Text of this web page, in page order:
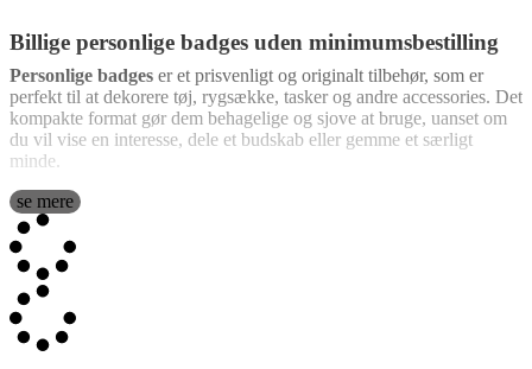
Billige personlige badges uden minimumsbestilling
Personlige badges er et prisvenligt og originalt tilbehør, som er
perfekt til at dekorere tøj, rygsække, tasker og andre accessories. Det
kompakte format gør dem behagelige og sjove at bruge, uanset om
du vil vise en interesse, dele et budskab eller gemme et særligt
minde.
Den største fordel ved produktet er, at du kan
badge med et valgfrit design, foto, navn, citat, logo eller billede
Du kan skabe motivet helt fra bunden, bruge et særligt fotografi,
tilføje en sjov tekst eller lave et design, der passer til en virksomhed,
en gruppe eller en festlig anledning.
Badges med foto
konfirmationer, barnedåb, polterabender, jubilæer og familiefester.
se mere